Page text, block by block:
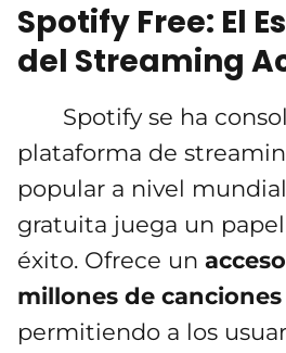
Spotify Free: El
del Streaming
Spotify se ha
plataforma de
popular a nivel
gratuita juega un
éxito. Ofrece un
millones de
permitiendo a los